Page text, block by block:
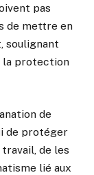
pas
de mettre en
soulignant
la protection
de
de protéger
de les
lié aux